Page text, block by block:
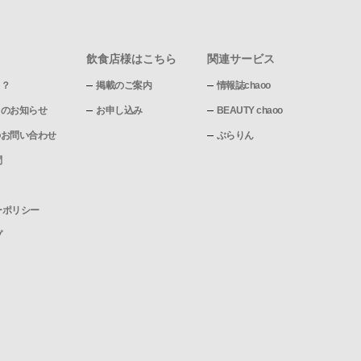
お知らせ
問い合わせ
リシー
飲食店様はこちら
掲載のご案内
お申し込み
関連サービス
情報誌chaoo
BEAUTY chaoo
ぶらりん